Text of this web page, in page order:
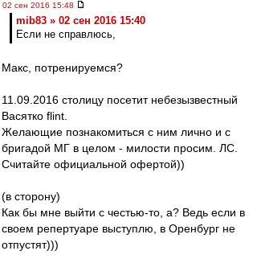
02 сен 2016 15:48
mib83 » 02 сен 2016 15:40
Если не справлюсь,
Макс, потренируемся?
11.09.2016 столицу посетит небезызвестный
Васятко flint.
Желающие познакомиться с ним лично и с
бригадой МГ в целом - милости просим. ЛС.
Считайте официальной офертой))
(в сторону)
Как бы мне выйти с честью-то, а? Ведь если в
своем репертуаре выступлю, в Оренбург не
отпустят)))